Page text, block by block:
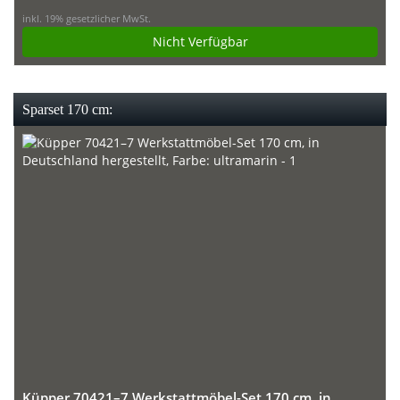
inkl. 19% gesetzlicher MwSt.
Nicht Verfügbar
Sparset 170 cm: